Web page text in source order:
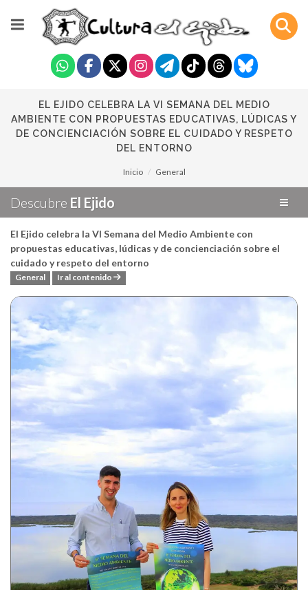
EL EJIDO CELEBRA LA VI SEMANA DEL MEDIO
AMBIENTE CON PROPUESTAS EDUCATIVAS, LÚDICAS Y
DE CONCIENCIACIÓN SOBRE EL CUIDADO Y RESPETO
DEL ENTORNO
Inicio General
Descubre El Ejido
El Ejido celebra la VI Semana del Medio Ambiente con
propuestas educativas, lúdicas y de concienciación sobre el
cuidado y respeto del entorno
General Ir al contenido